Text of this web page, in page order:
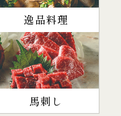
逸品料理
馬刺し